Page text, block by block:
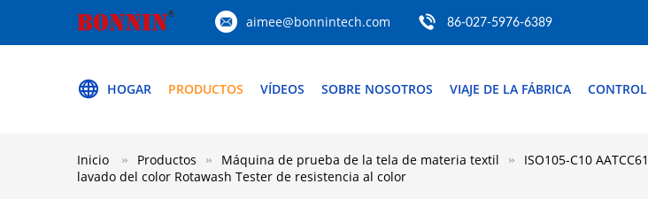
aimee@bonnintech.com 86-027-5976-6389
HOGAR PRODUCTOS VÍDEOS SOBRE NOSOTROS VIAJE DE LA FÁBRICA
Inicio Productos Máquina de prueba de la tela de materia textil
ISO105-C10
lavado del color Rotawash Tester de resistencia al color